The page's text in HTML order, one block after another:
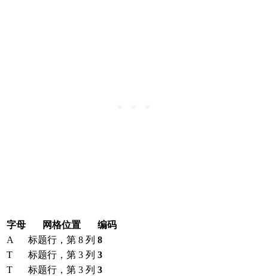
字母 网格位置
编码
A
标题行，第 8 列 8
T
标题行，第 3 列 3
T
标题行，第 3 列 3